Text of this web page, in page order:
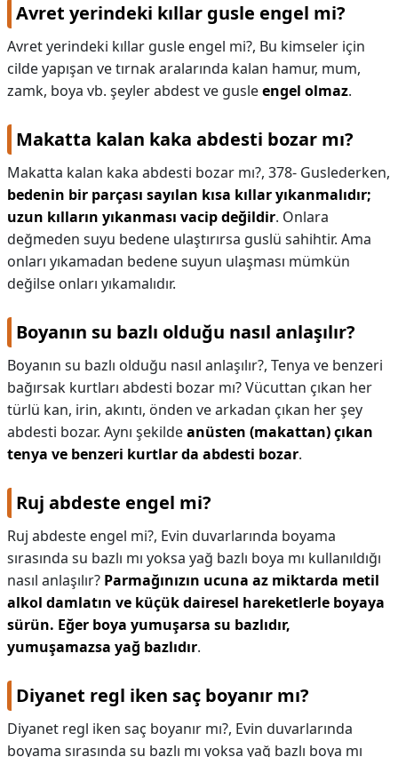
Avret yerindeki kıllar gusle engel mi?
Avret yerindeki kıllar gusle engel mi?, Bu kimseler için
cilde yapışan ve tırnak aralarında kalan hamur, mum,
zamk, boya vb. şeyler abdest ve gusleengel olmaz.
Makatta kalan kaka abdesti bozar mı?
Makatta kalan kaka abdesti bozar mı?, 378- Guslederken,
bedenin bir parçası sayılan kısa kıllar yıkanmalıdır;
uzun kılların yıkanması vacip değildir. Onlara
değmeden suyu bedene ulaştırırsa guslü sahihtir. Ama
onları yıkamadan bedene suyun ulaşması mümkün
değilse onları yıkamalıdır.
Boyanın su bazlı olduğu nasıl anlaşılır?
Boyanın su bazlı olduğu nasıl anlaşılır?, Tenya ve benzeri
bağırsak kurtları abdesti bozar mı? Vücuttan çıkan her
türlü kan, irin, akıntı, önden ve arkadan çıkan her şey
abdesti bozar. Aynı şekildeanüsten (makattan) çıkan
tenya ve benzeri kurtlar da abdesti bozar.
Ruj abdeste engel mi?
Ruj abdeste engel mi?, Evin duvarlarında boyama
sırasında su bazlı mı yoksa yağ bazlı boya mı kullanıldığı
nasıl anlaşılır? Parmağınızın ucuna az miktarda metil
alkol damlatın ve küçük dairesel hareketlerle boyaya
sürün. Eğer boya yumuşarsa su bazlıdır,
yumuşamazsa yağ bazlıdır.
Diyanet regl iken saç boyanır mı?
Diyanet regl iken saç boyanır mı?, Evin duvarlarında
boyama sırasında su bazlı mı yoksa yağ bazlı boya mı